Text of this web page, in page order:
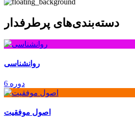
دسته‌بندی‌های پرطرفدار
روانشناسی
6 دوره
اصول موفقیت